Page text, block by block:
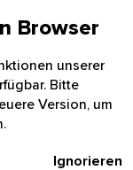
Browser
unserer
Bitte
Version, um
Ignorieren